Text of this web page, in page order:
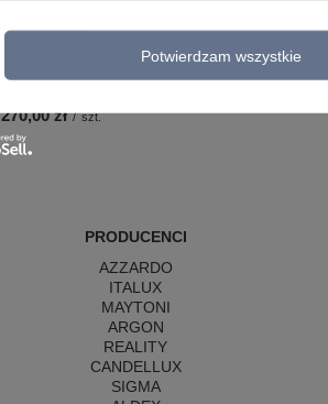
Czarna tuba sufitowa natynkowa metal +
szkło LED 3000K Maxlight C0275 Fusion
270,00 zł / szt.
PRODUCENCI
AZZARDO
ITALUX
MAYTONI
ARGON
REALITY
CANDELLUX
SIGMA
Potwierdzam wszystkie